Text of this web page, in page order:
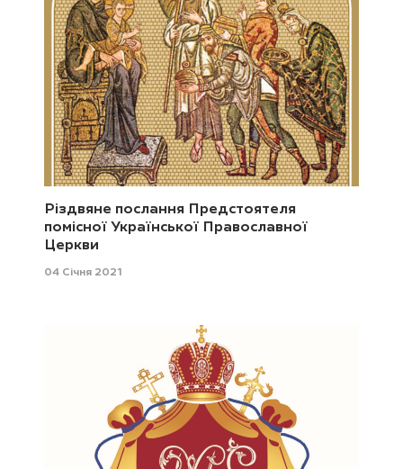
Різдвяне послання Предстоятеля
помісної Української Православної
Церкви
04 Січня 2021